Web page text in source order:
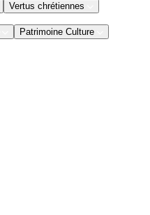
Vertus chrétiennes
Patrimoine Culture